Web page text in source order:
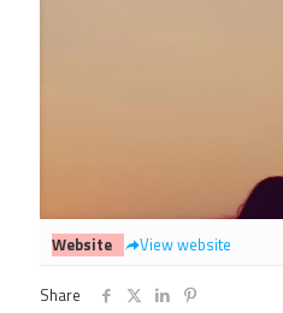
Website View website
Share